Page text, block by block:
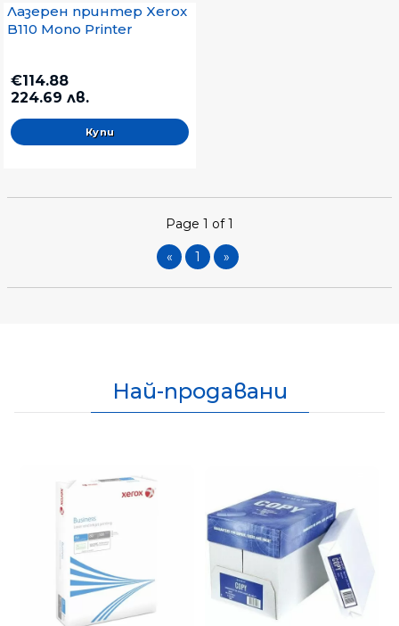
Лазерен принтер Xerox
B110 Mono Printer
€114.88
224.69 лв.
Page 1 of 1
« 1 »
Най-продавани